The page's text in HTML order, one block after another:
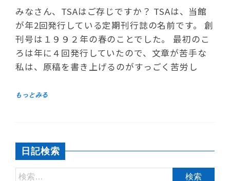
みなさん、TSAはご存じですか？ TSAは、当館
が年2回発行している定期刊行誌の名前です。 創
刊号は１９９２年の春のことでした。 最初のこ
ろは年に４回発行していたので、文章が苦手な
私は、原稿を書き上げるのがすっごく苦労し
日記検索